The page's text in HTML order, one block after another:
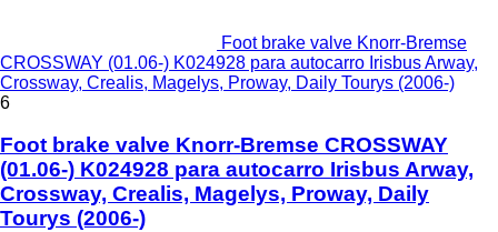
Foot brake valve Knorr-Bremse
CROSSWAY (01.06-) K024928 para autocarro Irisbus Arway,
Crossway, Crealis, Magelys, Proway, Daily Tourys (2006-)
6
Foot brake valve Knorr-Bremse CROSSWAY
(01.06-) K024928 para autocarro Irisbus Arway,
Crossway, Crealis, Magelys, Proway, Daily
Tourys (2006-)